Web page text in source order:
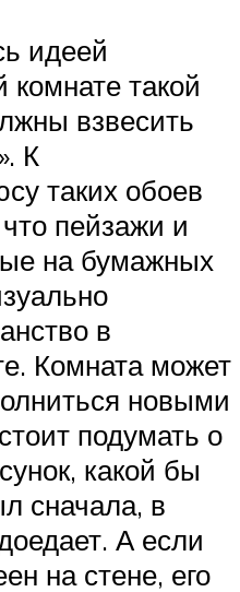
идеей
такой
взвесить
К
таких обоев
пейзажи и
на бумажных
в
Комната может
новыми
подумать о
какой бы
сначала, в
А если
на стене, его